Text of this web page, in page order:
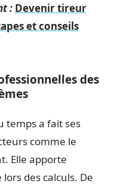
: Devenir tireur
et conseils
des
temps a fait ses
comme le
Elle apporte
des calculs. De